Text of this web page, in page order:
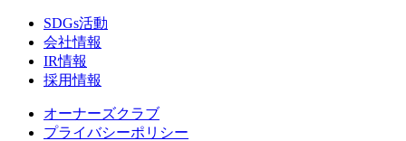
SDGs活動
会社情報
IR情報
採用情報
オーナーズクラブ
プライバシーポリシー